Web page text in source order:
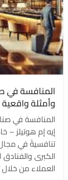
المنافسة في
وأمثلة واقعية
المنافسة في
إيه إم هوتيلز –
تنافسيةً في
الكبرى
العملاء من